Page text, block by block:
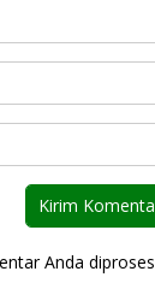
Anda diproses